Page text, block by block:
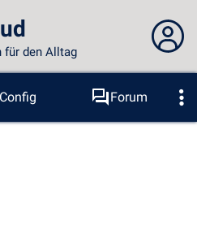
für den Alltag
sind nicht angemeldet...
Anmelden
Config
Forum
BSOD Tools